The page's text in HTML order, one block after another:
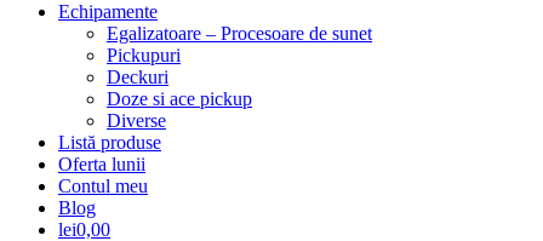
Echipamente
Egalizatoare – Procesoare de sunet
Pickupuri
Deckuri
Doze si ace pickup
Diverse
Listă produse
Oferta lunii
Contul meu
Blog
lei0,00